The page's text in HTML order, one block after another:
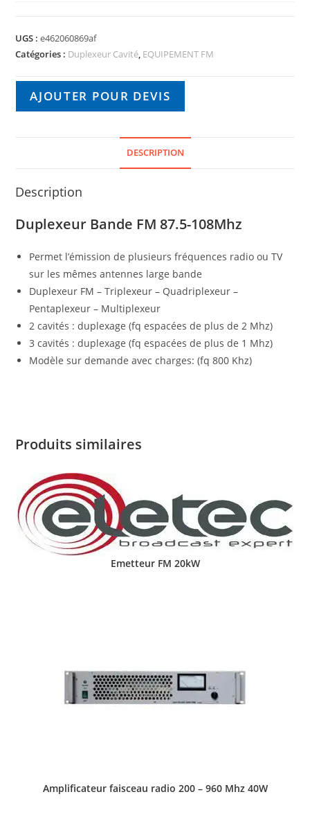
UGS :e462060869af
Catégories : Duplexeur Cavité, EQUIPEMENT FM
AJOUTER POUR DEVIS
DESCRIPTION
Description
Duplexeur Bande FM 87.5-108Mhz
Permet l’émission de plusieurs fréquences radio ou TV
sur les mêmes antennes large bande
Duplexeur FM – Triplexeur – Quadriplexeur –
Pentaplexeur – Multiplexeur
2 cavités : duplexage (fq espacées de plus de 2 Mhz)
3 cavités : duplexage (fq espacées de plus de 1 Mhz)
Modèle sur demande avec charges: (fq 800 Khz)
Produits similaires
Emetteur FM 20kW
Amplificateur faisceau radio 200 – 960 Mhz 40W